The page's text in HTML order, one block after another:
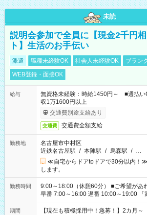
未読
説明会参加で全員に【現金2千円
ト】生活のお手伝い
派遣 職種未経験OK 社会人未経験OK
ブラン
WEB登録・面接OK
給与
無資格未経験：時給1450円～ ■週払
収1万1600円以上
交通費別途支給あり
交通費 交通費全額支給
勤務地
名古屋市中村区
近鉄名古屋駅 / 本陣駅 / 烏森駅 / …
≪自宅からドアtoドアで30分以内！
します。
勤務時間
9:00～18:00（休憩60分） ■ご希望があれば下記シフトもOK！
早番 7:00～16:00 遅番 10:00～19:00 「家族と休みを合わせた
い」 「余裕を持って夕飯の準備がした
たくない」 など、ご希望を教えてくださいね。 ※W
期間
【現在も積極採用中！急募！】2カ月